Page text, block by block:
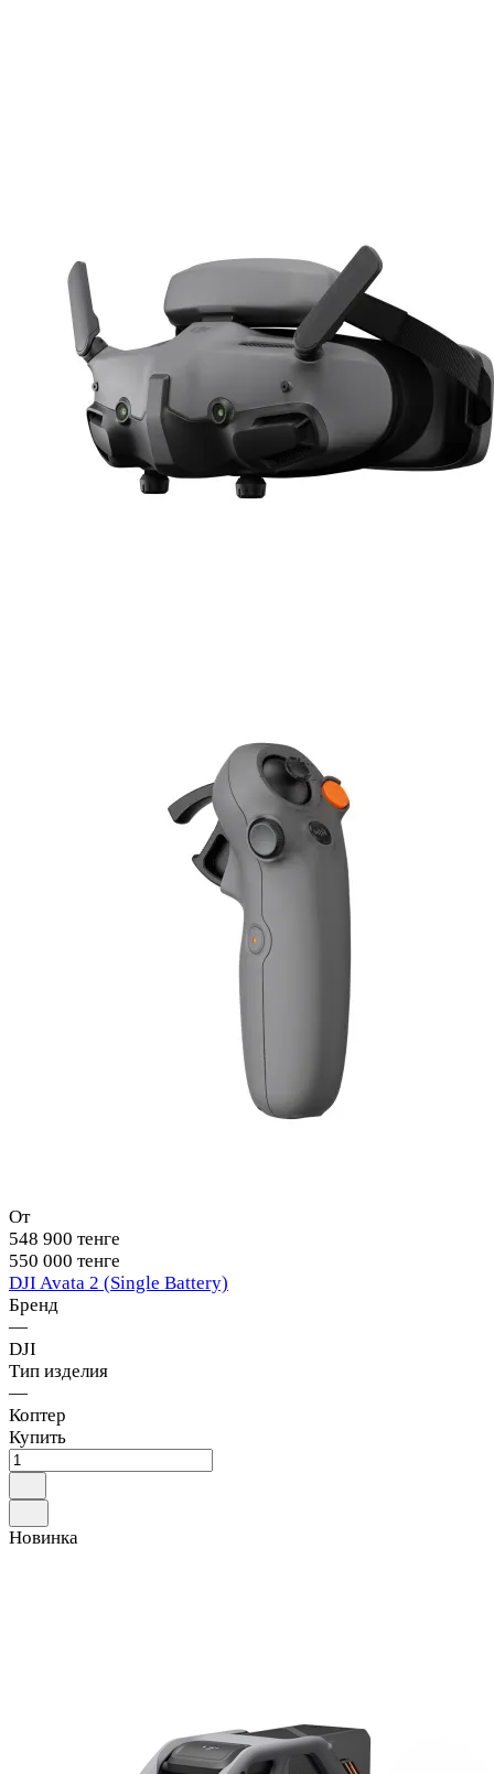
От
548 900 тенге
550 000 тенге
DJI Avata 2 (Single Battery)
Бренд
—
DJI
Тип изделия
—
Коптер
Купить
Новинка